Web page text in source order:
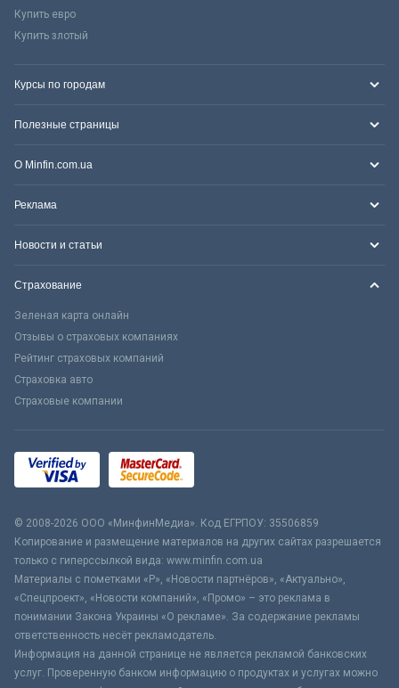
Купить евро
Купить злотый
Курсы по городам
Полезные страницы
О Minfin.com.ua
Реклама
Новости и статьи
Страхование
Зеленая карта онлайн
Отзывы о страховых компаниях
Рейтинг страховых компаний
Страховка авто
Страховые компании
© 2008-2026 ООО «МинфинМедиа». Код ЕГРПОУ: 35506859
Копирование и размещение материалов на других сайтах разрешается
только с гиперссылкой вида: www.minfin.com.ua
Материалы с пометками «Р», «Новости партнёров», «Актуально»,
«Спецпроект», «Новости компаний», «Промо» – это реклама в
понимании Закона Украины «О рекламе». За содержание рекламы
ответственность несёт рекламодатель.
Информация на данной странице не является рекламой банковских
услуг. Проверенную банком информацию о продуктах и услугах можно